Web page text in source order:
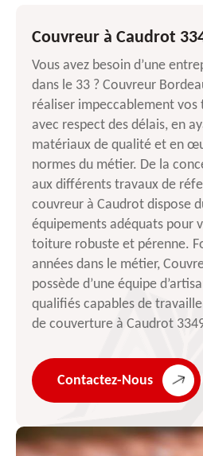
Couvreur à Caudrot
Vous avez besoin d’une
dans le 33 ? Couvreur
réaliser impeccablement
avec respect des délais, en
matériaux de qualité et en
normes du métier. De la
aux différents travaux de
couvreur à Caudrot dispose
équipements adéquats pour
toiture robuste et pérenne.
années dans le métier,
possède d’une équipe
qualifiés capables de
de couverture à Caudrot
Contactez-Nous